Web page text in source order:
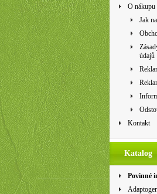
O nákupu
Jak
údajů
Kontakt
Katalog
Povinné